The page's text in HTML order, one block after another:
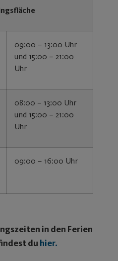
09:00 – 13:00 Uhr
und 15:00 – 21:00
Uhr
08:00 – 13:00 Uhr
und 15:00 – 21:00
Uhr
09:00 – 16:00 Uhr
in den Ferien
du hier.